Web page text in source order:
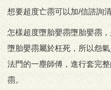
想要超度亡霛可以加/信諮詢
怎樣超度墮胎嬰霛墮胎嬰霛
墮胎嬰霛屬於枉死，所以怨
法門的一塵師傅，進行套完
霛。